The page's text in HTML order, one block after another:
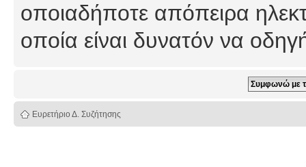
οποιαδήποτε απόπειρα
οποία είναι δυνατόν να
Ευρετήριο Δ. Συζήτησης